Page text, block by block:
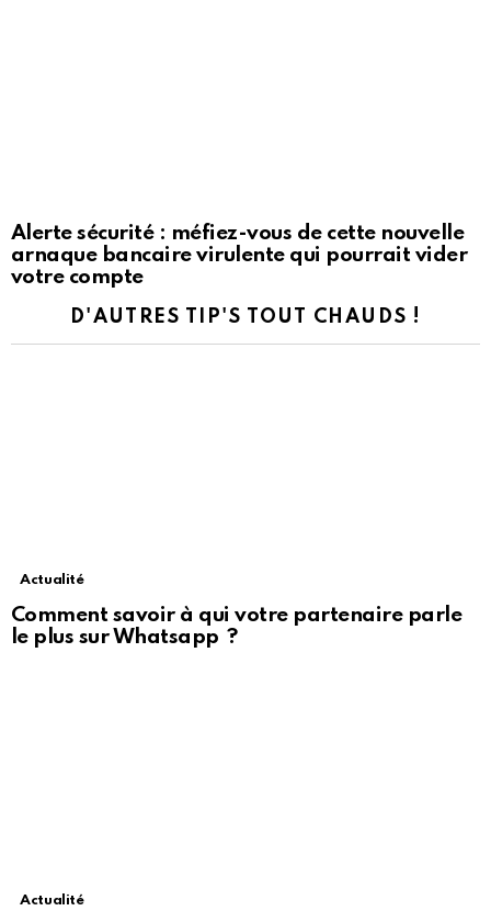
Alerte sécurité : méfiez-vous de cette nouvelle
arnaque bancaire virulente qui pourrait vider
votre compte
D'AUTRES TIP'S TOUT CHAUDS !
Actualité
Comment savoir à qui votre partenaire parle
le plus sur Whatsapp ?
Actualité